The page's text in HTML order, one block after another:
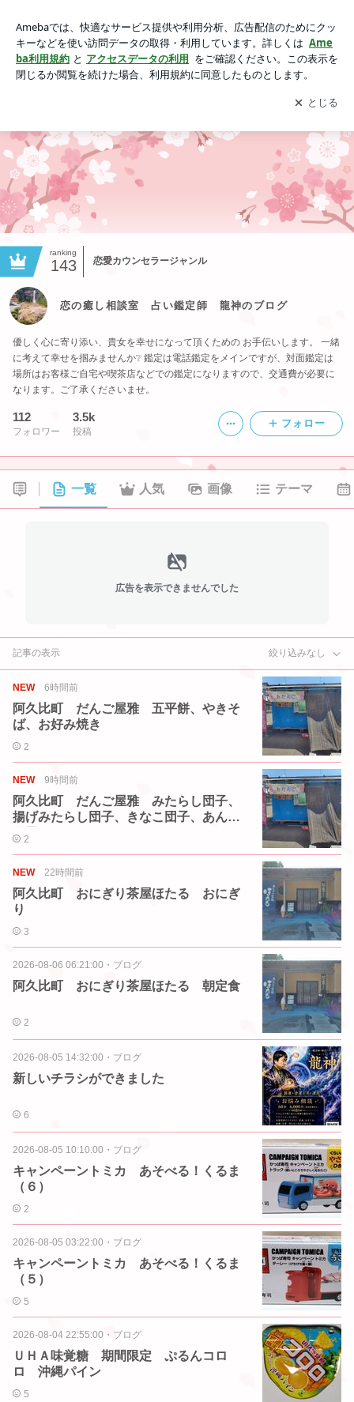
アプリをダウンロードして ブログの更新通知
を受け取りまし
ょう。
開く
ranking
143 恋愛カウンセラージャンル
恋の癒し相談室 占い鑑定師 龍神のブログ
優しく心に寄り添い、貴女を幸せになって頂くための お手伝いします。 一緒
に考えて幸せを掴みませんか❔ 鑑定は電話鑑定をメインですが、対面鑑定は
場所はお客様ご自宅や喫茶店などでの鑑定になりますので、交通費が必要に
なります。ご了承くださいませ。
112
フォロワー
3.5k
投稿
フォロー
一覧 人気 画像 テーマ
広告を表示できませんでした
記事の表示 絞り込みなし
NEW 6時間前
阿久比町 だんご屋雅 五平餅、やきそ
ば、お好み焼き
2
NEW 9時間前
阿久比町 だんご屋雅 みたらし団子、
揚げみたらし団子、きなこ団子、あんこ
団子
2
NEW 22時間前
阿久比町 おにぎり茶屋ほたる おにぎ
り
3
2026-08-06 06:21:00 ・ ブログ
阿久比町 おにぎり茶屋ほたる 朝定食
2
2026-08-05 14:32:00 ・ ブログ
新しいチラシができました
6
2026-08-05 10:10:00 ・ ブログ
キャンペーントミカ あそべる！くるま
（６）
2
2026-08-05 03:22:00 ・ ブログ
キャンペーントミカ あそべる！くるま
（５）
5
2026-08-04 22:55:00 ・ ブログ
ＵＨＡ味覚糖 期間限定 ぷるんコロ
ロ 沖縄パイン
5